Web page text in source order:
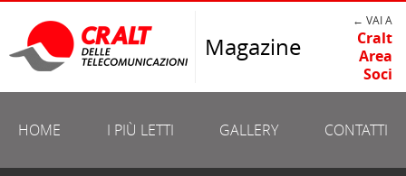
Magazine
← VAI A
Cralt
Area
Soci
HOME I PIÙ LETTI GALLERY CONTATTI